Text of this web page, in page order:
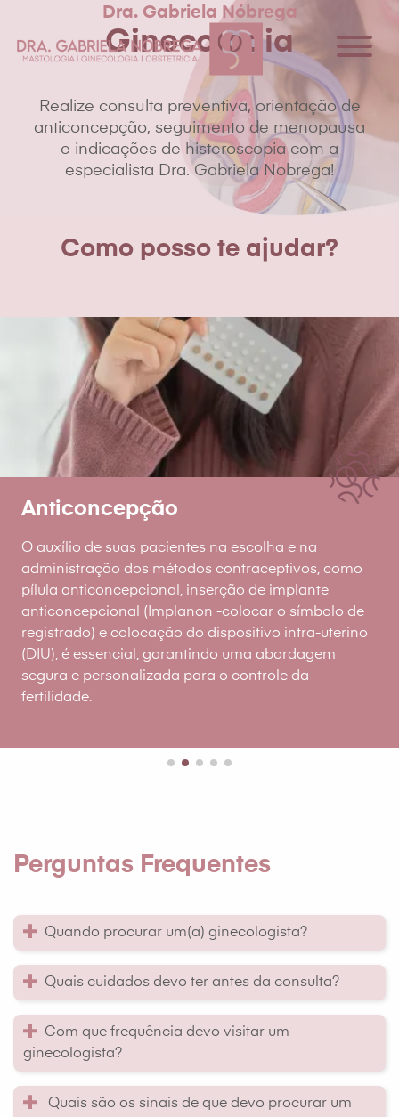
Dra Gabriela Nóbrega
Agendar consulta
Agendar consulta
Dra. Gabriela Nóbrega
Ginecologia
Realize consulta preventiva, orientação de
anticoncepção, seguimento de menopausa
e indicações de histeroscopia com a
especialista Dra. Gabriela Nobrega!
Como posso te ajudar?
Anticoncepção
O auxílio de suas pacientes na escolha e na
administração dos métodos contraceptivos, como
pílula anticoncepcional, inserção de implante
anticoncepcional (Implanon -colocar o símbolo de
registrado) e colocação do dispositivo intra-uterino
(DIU), é essencial, garantindo uma abordagem
segura e personalizada para o controle da
fertilidade.
Perguntas Frequentes
Quando procurar um(a) ginecologista?
Quais cuidados devo ter antes da consulta?
Com que frequência devo visitar um
ginecologista?
Quais são os sinais de que devo procurar um